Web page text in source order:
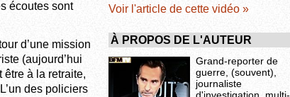
écoutes sont
d’une mission
(aujourd’hui
à la retraite,
des policiers
Voir l'article de cette vidéo »
À PROPOS DE L'AUTEUR
Grand-reporter de
guerre, (souvent),
journaliste
d'investigation, multi-